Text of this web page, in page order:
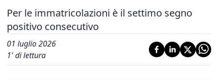
Per le immatricolazioni è il settimo segno
positivo consecutivo
01 luglio 2026
1' di lettura